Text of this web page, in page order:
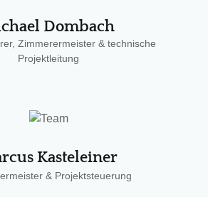
Dombach
Zimmerermeister & technische
Projektleitung
Kasteleiner
& Projektsteuerung